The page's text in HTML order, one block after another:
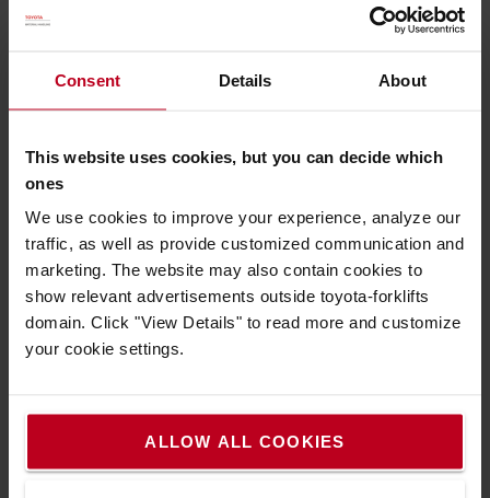
Consent Details About
This website uses cookies, but you can decide which
ones
We use cookies to improve your experience, analyze our
traffic, as well as provide customized communication and
marketing. The website may also contain cookies to
show relevant advertisements outside toyota-forklifts
domain. Click "View Details" to read more and customize
your cookie settings.
ALLOW ALL COOKIES
Sécurité accrue
Les plots stabilisateurs à l’avant des roulements assurent
vers l'avant. Les stabilisateurs réglables freinent
automatiquement pour assurer sécurité et stabilité en
cours d'utilisation.